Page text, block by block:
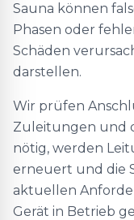
Sauna können
Phasen oder
Schäden
darstellen.
Wir prüfen
Zuleitungen und
nötig, werden
erneuert und die
aktuellen
Gerät in Betrieb